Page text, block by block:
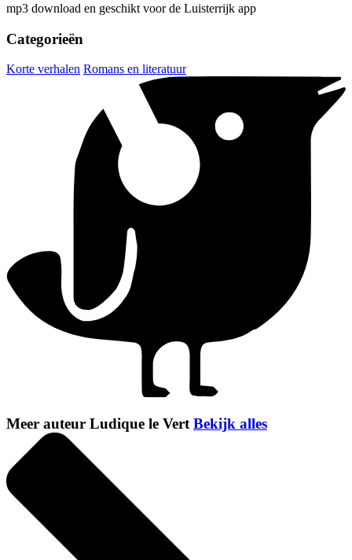
mp3 download en geschikt voor de Luisterrijk app
Categorieën
Korte verhalen Romans en literatuur
Meer auteur Ludique le Vert Bekijk alles